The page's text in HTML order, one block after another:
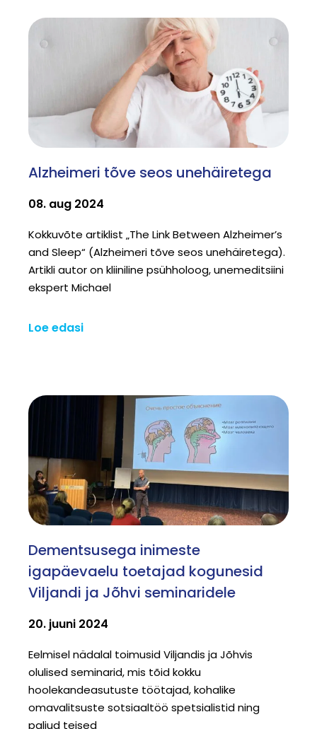
Alzheimeri tõve seos unehäiretega
08. aug 2024
Kokkuvõte artiklist „The Link Between Alzheimer’s
and Sleep“ (Alzheimeri tõve seos unehäiretega).
Artikli autor on kliiniline psühholoog, unemeditsiini
ekspert Michael
Loe edasi
Dementsusega inimeste
igapäevaelu toetajad kogunesid
Viljandi ja Jõhvi seminaridele
20. juuni 2024
Eelmisel nädalal toimusid Viljandis ja Jõhvis
olulised seminarid, mis tõid kokku
hoolekandeasutuste töötajad, kohalike
omavalitsuste sotsiaaltöö spetsialistid ning
paljud teised